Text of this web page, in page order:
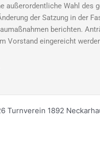
außerordentliche Wahl des
der Satzung in der
berichten.
Vorstand eingereicht
Turnverein 1892